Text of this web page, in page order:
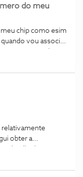
do meu
meu chip como esim
vou associar
que não tenho
nos
a minha conta
relativamente
obter a
detalhada.Já não
pela